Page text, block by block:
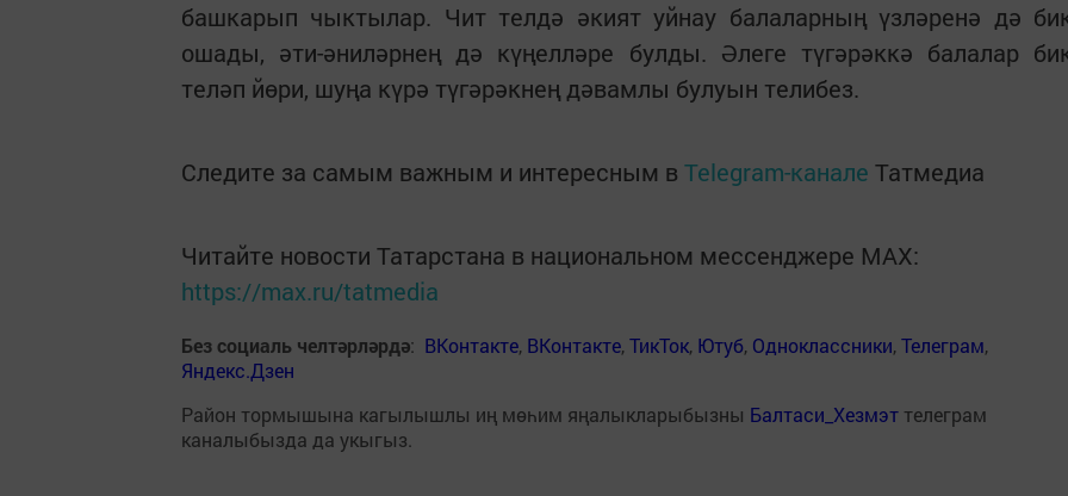
башкарып чыктылар. Чит телдә әкият уйнау балаларның үзләренә дә
ошады, әти-әниләрнең дә күңелләре булды. Әлеге түгәрәккә балалар
теләп йөри, шуңа күрә түгәрәкнең дәвамлы булуын телибез.
Следите за самым важным и интересным в Telegram-канале Татмедиа
Читайте новости Татарстана в национальном мессенджере MАХ:
https://max.ru/tatmedia
Без социаль челтәрләрдә: ВКонтакте, ВКонтакте,ТикТок, Ютуб, Одноклассники,Телеграм,
Яндекс.Дзен
Район тормышына кагылышлы иң мөһим яңалыкларыбызны Балтаси_Хезмэт телеграм
каналыбызда да укыгыз.